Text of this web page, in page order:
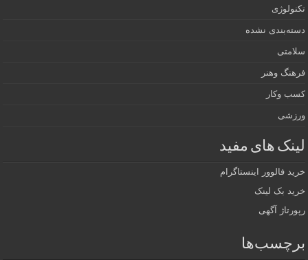
تکنولوژی
دسته‌بندی نشده
سلامتی
فرهنگ وهنر
کسب وکار
ورزشی
لینک های مفید
خرید فالوور اینستاگرام
خرید بک لینک
رپورتاژ آگهی
برچسب‌ها